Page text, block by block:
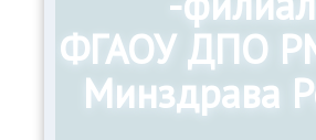
ФГАОУ ДПО
Минздрава